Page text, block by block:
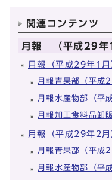
関連コンテンツ
月報 （平成29年
月報（平成29年1月
月報青果部（平成
月報水産物部（平
月報加工食料品卸
月報（平成29年2月
月報青果部（平成
月報水産物部（平